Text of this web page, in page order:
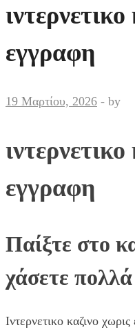
εγγραφη
19 Μαρτίου, 2026 - by
εγγραφη
Παίξτε στο
χάσετε
Ιντερνετικο καζινο